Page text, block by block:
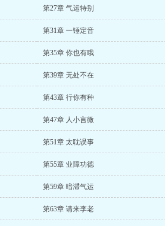
第27章 气运特别
第31章 一锤定音
第35章 你也有哦
第39章 无处不在
第43章 行你有种
第47章 人小言微
第51章 太耽误事
第55章 业障功德
第59章 暗滞气运
第63章 请来李老